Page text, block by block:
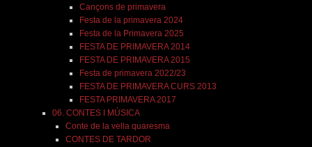
Cançons de primavera
Festa de la primavera 2024
Festa de la Primavera 2025
FESTA DE PRIMAVERA 2014
FESTA DE PRIMAVERA 2015
Festa de primavera 2022/23
FESTA DE PRIMAVERA CURS 2013
FESTA PRIMAVERA 2017
06. CONTES I MÚSICA
Conte de la vella quaresma
CONTES DE TARDOR